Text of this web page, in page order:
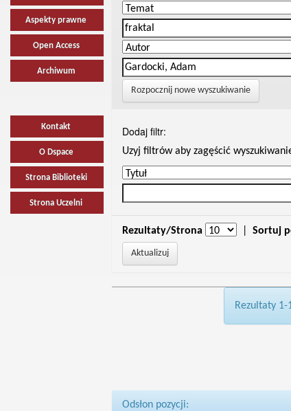
Aspekty prawne
Open Access
Archiwum
Kontakt
O Dspace
Strona Biblioteki
Strona Uczelni
Rozpocznij nowe wyszukiwanie
Dodaj filtr:
Uzyj filtrów aby zagęścić
Rezultaty/Strona Sortuj
Rezultaty 1-
Odsłon pozycji: